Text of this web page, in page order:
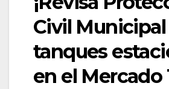
Civil Municipal
tanques
en el Mercado